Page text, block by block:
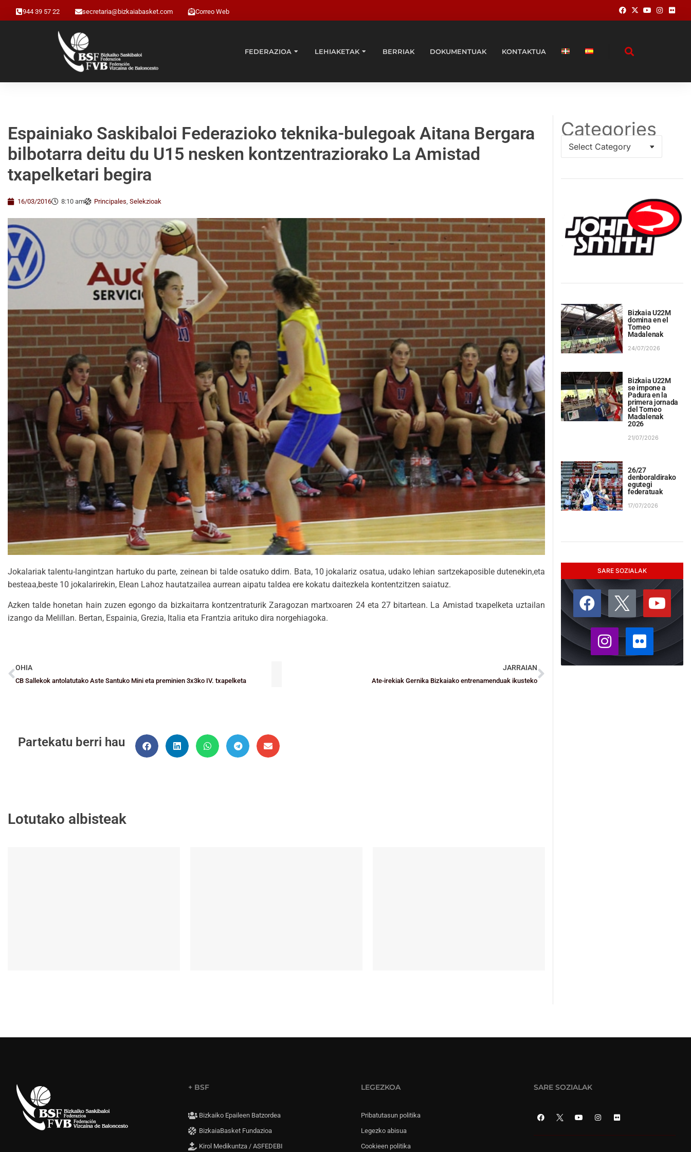
944 39 57 22 secretaria@bizkaiabasket.com Correo Web
FEDERAZIOA LEHIAKETAK BERRIAK DOKUMENTUAK KONTAKTUA
Espainiako Saskibaloi Federazioko teknika-bulegoak Aitana Bergara
bilbotarra deitu du U15 nesken kontzentraziorako La Amistad
txapelketari begira
16/03/2016 8:10 am Principales, Selekzioak
Jokalariak talentu-langintzan hartuko du parte, zeinean bi talde osatuko ddirn. Bata, 10 jokalariz osatua, udako lehian sartzekaposible dutenekin,eta
besteaa,beste 10 jokalarirekin, Elean Lahoz hautatzailea aurrean aipatu taldea ere kokatu daitezkela kontentzitzen saiatuz.
Azken talde honetan hain zuzen egongo da bizkaitarra kontzentraturik Zaragozan martxoaren 24 eta 27 bitartean. La Amistad txapelketa uztailan
izango da Melillan. Bertan, Espainia, Grezia, Italia eta Frantzia arituko dira norgehiagoka.
OHIA
CB Sallekok antolatutako Aste Santuko Mini eta preminien 3x3ko IV. txapelketa
JARRAIAN
Ate-irekiak Gernika Bizkaiako entrenamenduak ikusteko
Partekatu berri hau
Lotutako albisteak
Categories
Bizkaia U22M
domina en el
Torneo
Madalenak
24/07/2026
Bizkaia U22M
se impone a
Padura en la
primera jornada
del Torneo
Madalenak
2026
21/07/2026
26/27
denboraldirako
egutegi
federatuak
17/07/2026
SARE SOZIALAK
+ BSF
Bizkaiko Epaileen Batzordea
BizkaiaBasket Fundazioa
Kirol Medikuntza / ASFEDEBI
LEGEZKOA
Pribatutasun politika
Legezko abisua
Cookieen politika
SARE SOZIALAK